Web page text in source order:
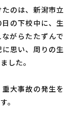
のは、新潟市立
の下校中に、生
がらたたずんで
思い、周りの生
した。
大事故の発生を
。